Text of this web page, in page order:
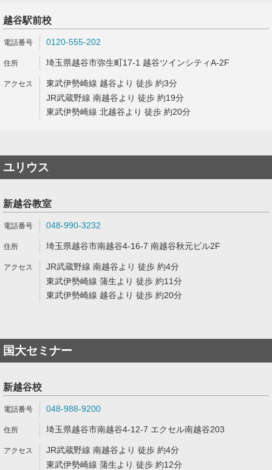
越谷駅前校
0120-555-202
埼玉県越谷市弥生町17-1 越谷ツインシティA-2F
東武伊勢崎線 越谷より 徒歩 約3分
JR武蔵野線 南越谷より 徒歩 約19分
東武伊勢崎線 北越谷より 徒歩 約20分
ユリウス
新越谷教室
048-990-3232
埼玉県越谷市南越谷4-16-7 南越谷秋元ビル2F
JR武蔵野線 南越谷より 徒歩 約4分
東武伊勢崎線 蒲生より 徒歩 約11分
東武伊勢崎線 越谷より 徒歩 約20分
国大セミナー
新越谷校
048-988-9200
埼玉県越谷市南越谷4-12-7 エクセル南越谷203
JR武蔵野線 南越谷より 徒歩 約4分
東武伊勢崎線 蒲生より 徒歩 約12分